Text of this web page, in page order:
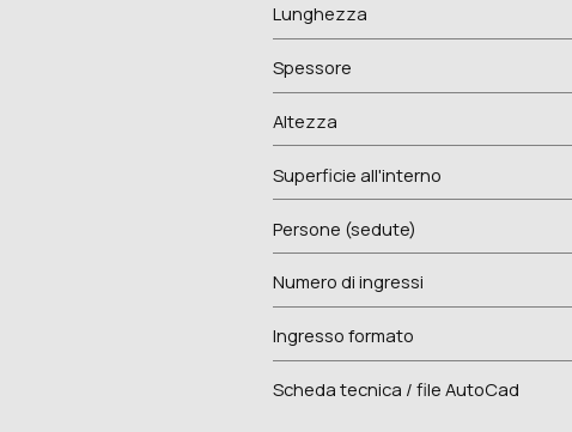
Lunghezza
Spessore
Altezza
Superficie all'interno
Persone (sedute)
Numero di ingressi
Ingresso formato
Scheda tecnica / file AutoCad